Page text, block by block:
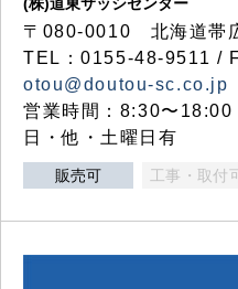
〒080-0010 北海道帯
TEL：0155-48-9511 /
otou@doutou-sc.co.jp
営業時間：8:30〜18:00
日・他・土曜日有
販売可 工事・取付